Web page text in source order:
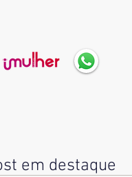
em destaque